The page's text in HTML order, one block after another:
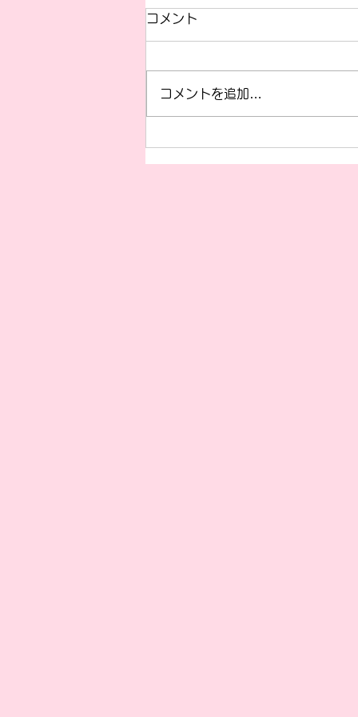
8月の獣医師出勤変更・診療
コメント
コメントを追加…